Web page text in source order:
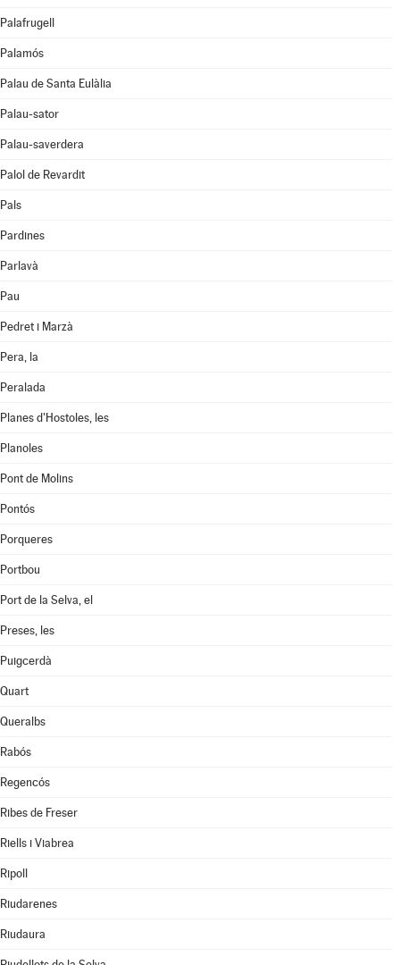
Palafrugell
Palamós
Palau de Santa Eulàlia
Palau-sator
Palau-saverdera
Palol de Revardit
Pals
Pardines
Parlavà
Pau
Pedret i Marzà
Pera, la
Peralada
Planes d'Hostoles, les
Planoles
Pont de Molins
Pontós
Porqueres
Portbou
Port de la Selva, el
Preses, les
Puigcerdà
Quart
Queralbs
Rabós
Regencós
Ribes de Freser
Riells i Viabrea
Ripoll
Riudarenes
Riudaura